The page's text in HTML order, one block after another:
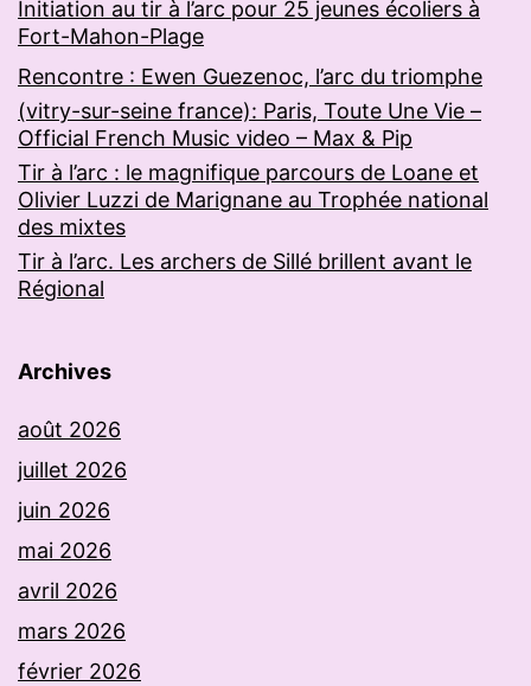
Initiation au tir à l’arc pour 25 jeunes écoliers à
Fort-Mahon-Plage
Rencontre : Ewen Guezenoc, l’arc du triomphe
(vitry-sur-seine france): Paris, Toute Une Vie –
Official French Music video – Max & Pip
Tir à l’arc : le magnifique parcours de Loane et
Olivier Luzzi de Marignane au Trophée national
des mixtes
Tir à l’arc. Les archers de Sillé brillent avant le
Régional
Archives
août 2026
juillet 2026
juin 2026
mai 2026
avril 2026
mars 2026
février 2026